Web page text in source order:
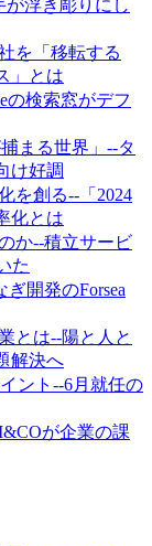
が浮き彫りにし
を「移転する
」とは
の検索窓がデフ
まる世界」--タ
け好調
を創る--「2024
化とは
か--積立サービ
た
開発のForsea
とは--陽と人と
解決へ
ント--6月就任の
が企業の課